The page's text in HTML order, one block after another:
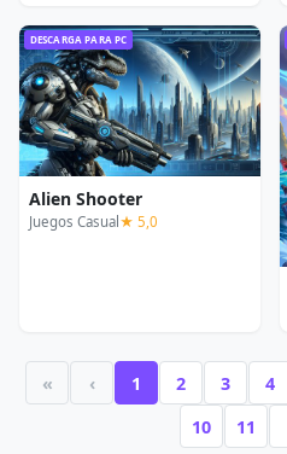
DESCARGA PARA PC
Alien Shooter
Juegos Casual ★ 5,0
« ‹ 1 2 3 4
10
11